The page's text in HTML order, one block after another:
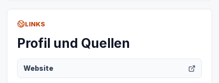
LINKS
Profil und Quellen
Website